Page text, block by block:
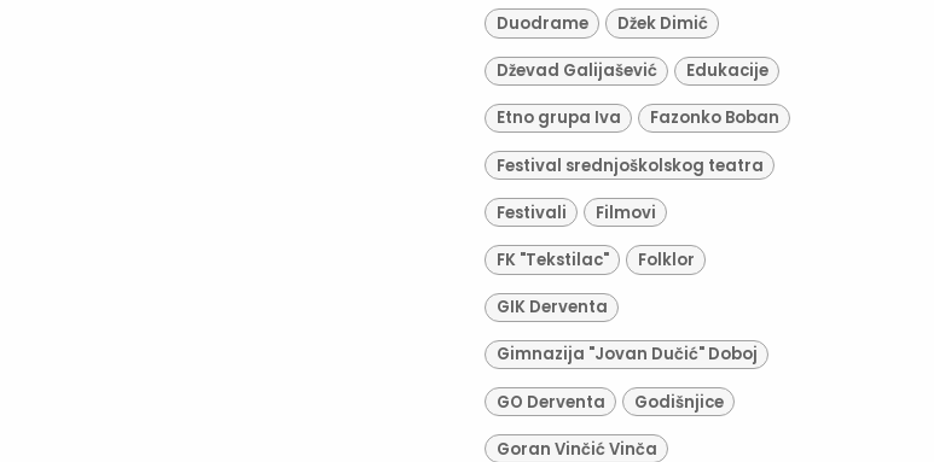
Duodrame Džek Dimić
Dževad Galijašević Edukacije
Etno grupa Iva Fazonko Boban
Festival srednjoškolskog teatra
Festivali Filmovi
FK "Tekstilac" Folklor
GIK Derventa
Gimnazija "Jovan Dučić" Doboj
GO Derventa Godišnjice
Goran Vinčić Vinča